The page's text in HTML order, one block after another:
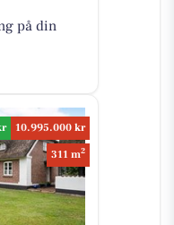
på din
10.995.000 kr
311 m2